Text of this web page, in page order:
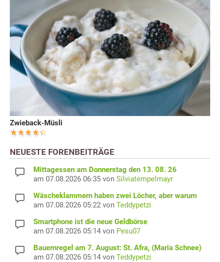
Zwieback-Müsli
NEUESTE FORENBEITRÄGE
Mittagessen am Donnerstag den 13. 08. 26
am 07.08.2026 06:35 von Silviatempelmayr
Wäscheklammern haben zwei Löcher, aber warum
am 07.08.2026 05:22 von Teddypetzi
Smartphone ist die neue Geldbörse
am 07.08.2026 05:14 von Pesu07
Bauernregel am 7. August: St. Afra, (Maria Schnee)
am 07.08.2026 05:14 von Teddypetzi